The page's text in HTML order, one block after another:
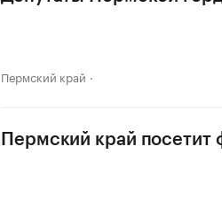
Пермский край
Пермский край